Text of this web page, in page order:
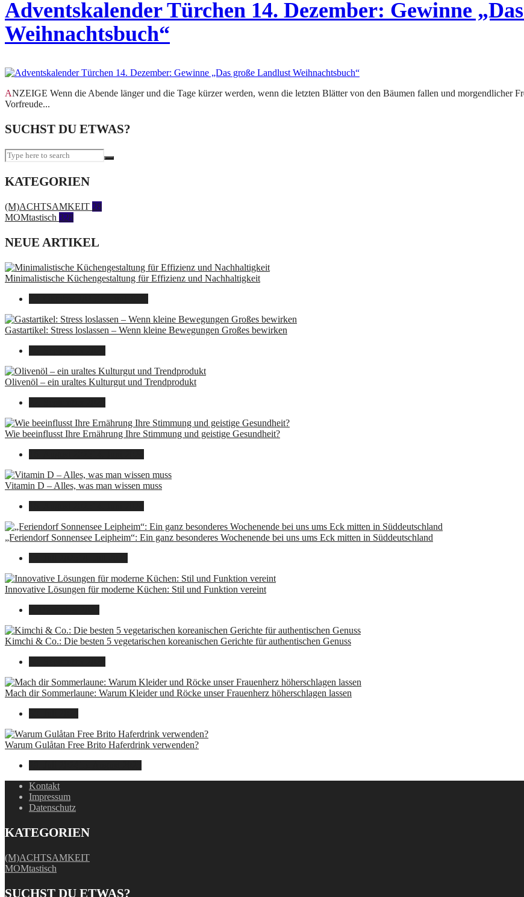
Adventskalender Türchen 14. Dezember: Gewinne
Weihnachtsbuch“
ANZEIGE Wenn die Abende länger und die Tage kürzer werden, wenn die letzten Blätter von den Bäumen fallen und morgendlicher Frost die Natur überzieht, dann ist die Zeit der
Vorfreude...
SUCHST DU ETWAS?
KATEGORIEN
(M)ACHTSAMKEIT 28
MOMtastisch 328
NEUE ARTIKEL
Minimalistische Küchengestaltung für Effizienz und Nachhaltigkeit
Gastartikel: Stress loslassen – Wenn kleine Bewegungen Großes bewirken
Olivenöl – ein uraltes Kulturgut und Trendprodukt
Wie beeinflusst Ihre Ernährung Ihre Stimmung und geistige Gesundheit?
Vitamin D – Alles, was man wissen muss
„Feriendorf Sonnensee Leipheim“: Ein ganz besonderes Wochenende bei uns ums Eck mitten in Süddeutschland
Innovative Lösungen für moderne Küchen: Stil und Funktion vereint
Kimchi & Co.: Die besten 5 vegetarischen koreanischen Gerichte für authentischen Genuss
Mach dir Sommerlaune: Warum Kleider und Röcke unser Frauenherz höherschlagen lassen
Warum Gulåtan Free Brito Haferdrink verwenden?
Kontakt
Impressum
Datenschutz
KATEGORIEN
(M)ACHTSAMKEIT
MOMtastisch
SUCHST DU ETWAS?